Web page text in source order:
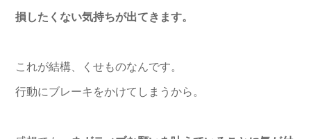
損したくない気持ちが出てきます。
これが結構、くせものなんです。
行動にブレーキをかけてしまうから。